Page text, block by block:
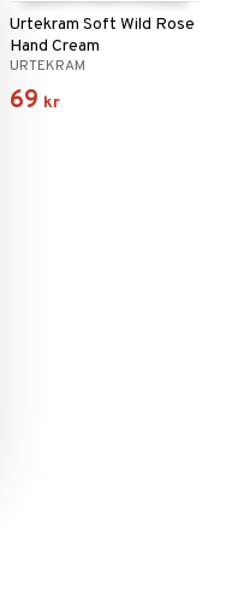
Urtekram Soft Wild Rose
Hand Cream
URTEKRAM
69 kr